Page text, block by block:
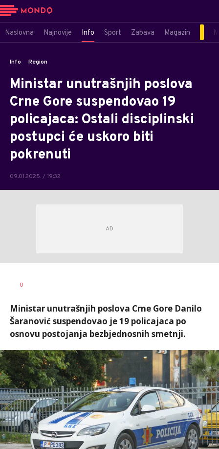
Naslovna Najnovije Info Sport Zabava Magazin
Info Region
Ministar unutrašnjih poslova
Crne Gore suspendovao 19
policajaca: Ostali disciplinski
postupci će uskoro biti
pokrenuti
09.01.2025. / 19:32
AUTOR
0
Ministar unutrašnjih poslova Crne Gore Danilo
Šaranović suspendovao je 19 policajaca po
osnovu postojanja bezbjednosnih smetnji.